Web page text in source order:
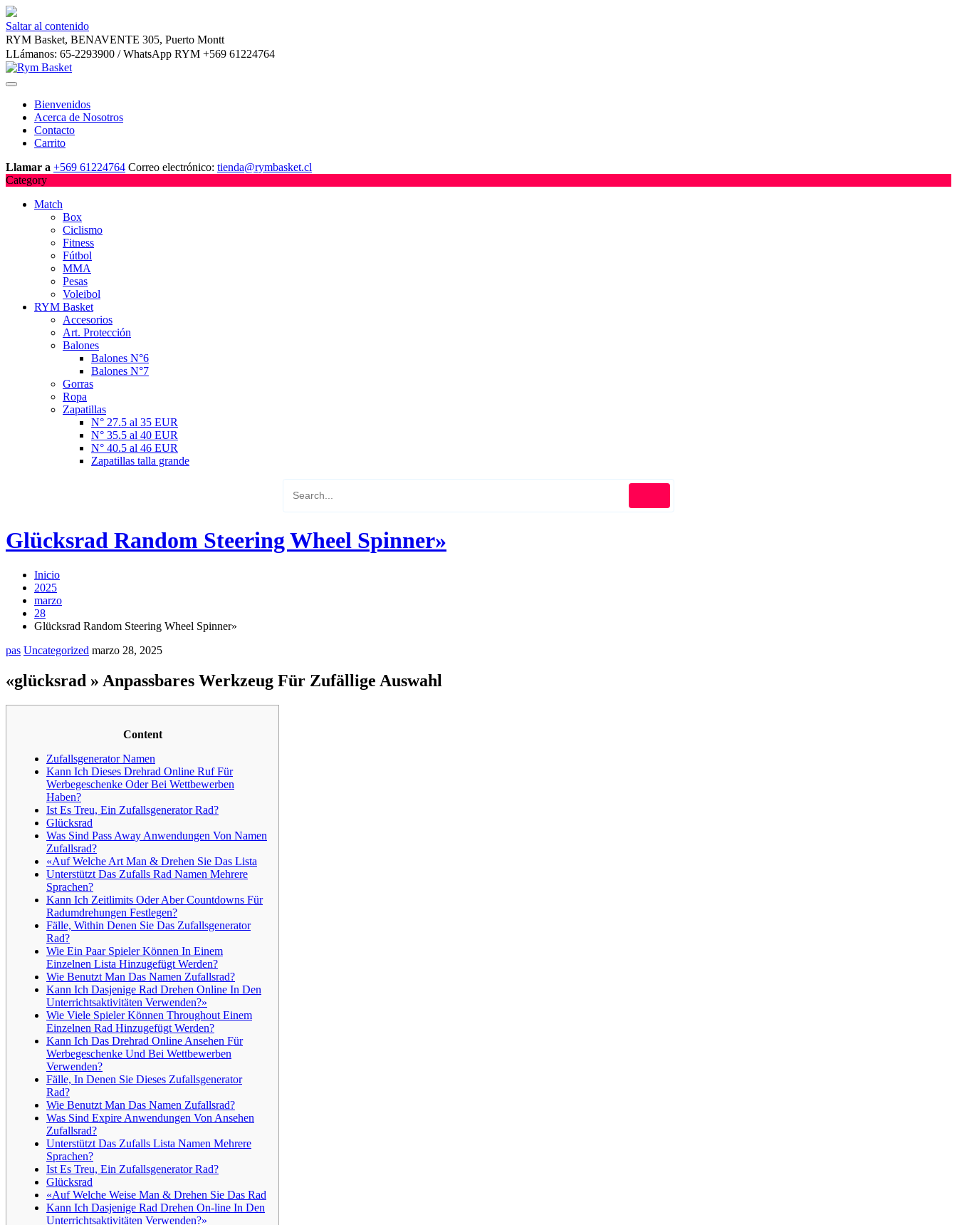
Saltar al contenido
RYM Basket, BENAVENTE 305, Puerto Montt
LLámanos: 65-2293900 / WhatsApp RYM +569 61224764
Bienvenidos
Acerca de Nosotros
Contacto
Carrito
Llamar a +569 61224764 Correo electrónico: tienda@rymbasket.cl
Category
Match
Box
Ciclismo
Fitness
Fútbol
MMA
Pesas
Voleibol
RYM Basket
Accesorios
Art. Protección
Balones
Balones N°6
Balones N°7
Gorras
Ropa
Zapatillas
N° 27.5 al 35 EUR
N° 35.5 al 40 EUR
N° 40.5 al 46 EUR
Zapatillas talla grande
Glücksrad Random Steering Wheel Spinner»
Inicio
2025
marzo
28
Glücksrad Random Steering Wheel Spinner»
pas Uncategorized marzo 28, 2025
«glücksrad » Anpassbares Werkzeug Für Zufällige Auswahl
Content
Zufallsgenerator Namen
Kann Ich Dieses Drehrad Online Ruf Für
Werbegeschenke Oder Bei Wettbewerben
Haben?
Ist Es Treu, Ein Zufallsgenerator Rad?
Glücksrad
Was Sind Pass Away Anwendungen Von Namen
Zufallsrad?
«Auf Welche Art Man & Drehen Sie Das Lista
Unterstützt Das Zufalls Rad Namen Mehrere
Sprachen?
Kann Ich Zeitlimits Oder Aber Countdowns Für
Radumdrehungen Festlegen?
Fälle, Within Denen Sie Das Zufallsgenerator
Rad?
Wie Ein Paar Spieler Können In Einem
Einzelnen Lista Hinzugefügt Werden?
Wie Benutzt Man Das Namen Zufallsrad?
Kann Ich Dasjenige Rad Drehen Online In Den
Unterrichtsaktivitäten Verwenden?»
Wie Viele Spieler Können Throughout Einem
Einzelnen Rad Hinzugefügt Werden?
Kann Ich Das Drehrad Online Ansehen Für
Werbegeschenke Und Bei Wettbewerben
Verwenden?
Fälle, In Denen Sie Dieses Zufallsgenerator
Rad?
Wie Benutzt Man Das Namen Zufallsrad?
Was Sind Expire Anwendungen Von Ansehen
Zufallsrad?
Unterstützt Das Zufalls Lista Namen Mehrere
Sprachen?
Ist Es Treu, Ein Zufallsgenerator Rad?
Glücksrad
«Auf Welche Weise Man & Drehen Sie Das Rad
Kann Ich Dasjenige Rad Drehen On-line In Den
Unterrichtsaktivitäten Verwenden?»